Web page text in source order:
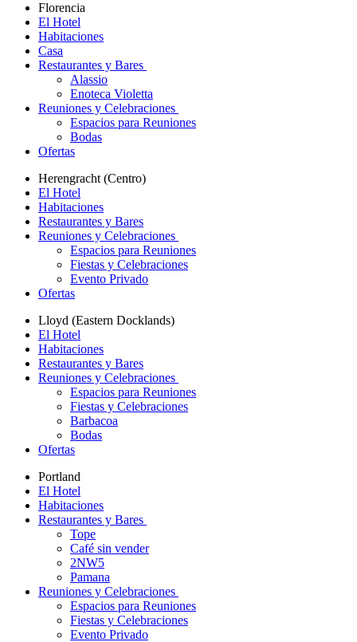
Florencia
El Hotel
Habitaciones
Casa
Restaurantes y Bares
Alassio
Enoteca Violetta
Reuniones y Celebraciones
Espacios para Reuniones
Bodas
Ofertas
Herengracht (Centro)
El Hotel
Habitaciones
Restaurantes y Bares
Reuniones y Celebraciones
Espacios para Reuniones
Fiestas y Celebraciones
Evento Privado
Ofertas
Lloyd (Eastern Docklands)
El Hotel
Habitaciones
Restaurantes y Bares
Reuniones y Celebraciones
Espacios para Reuniones
Fiestas y Celebraciones
Barbacoa
Bodas
Ofertas
Portland
El Hotel
Habitaciones
Restaurantes y Bares
Tope
Café sin vender
2NW5
Pamana
Reuniones y Celebraciones
Espacios para Reuniones
Fiestas y Celebraciones
Evento Privado